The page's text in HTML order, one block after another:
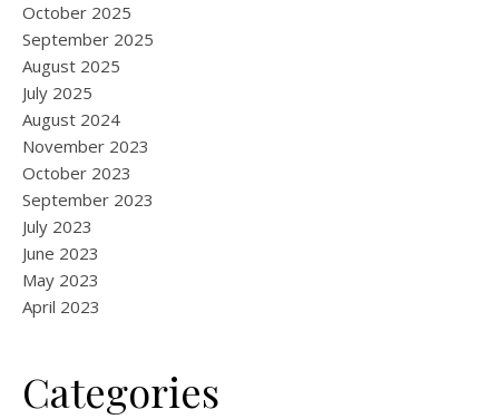
October 2025
September 2025
August 2025
July 2025
August 2024
November 2023
October 2023
September 2023
July 2023
June 2023
May 2023
April 2023
Categories